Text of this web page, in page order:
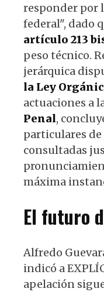
responder por
federal", dado
artículo 213
peso técnico.
jerárquica
la Ley
actuaciones a
Penal,
particulares
consultadas
máxima
El futuro
Alfredo
indicó a
apelación